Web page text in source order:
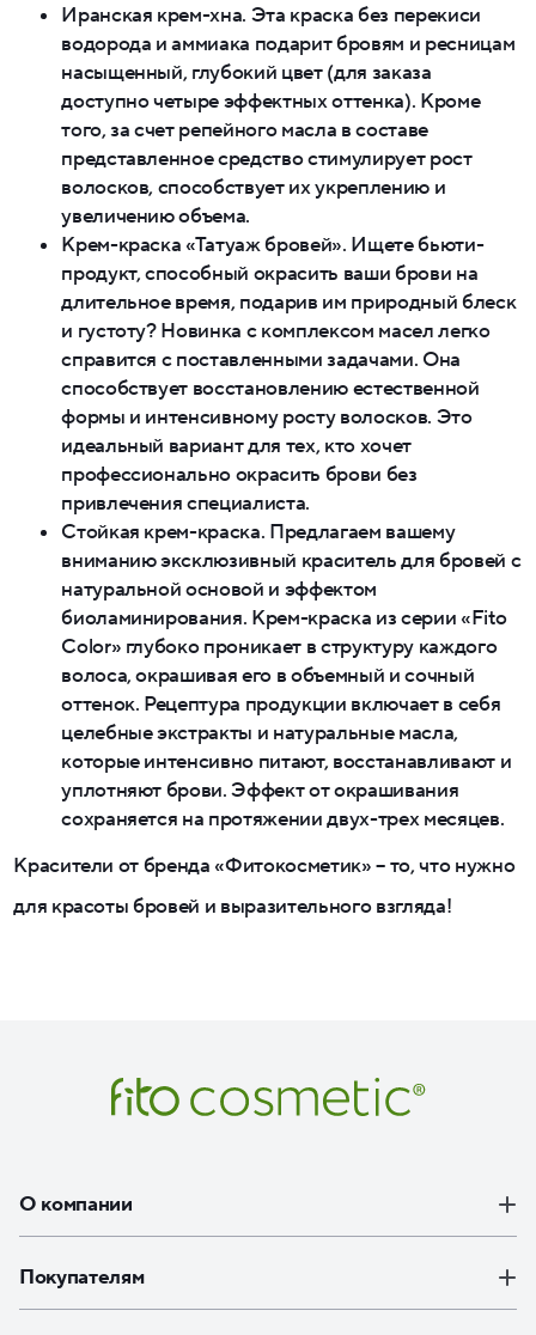
Иранская крем-хна. Эта краска без перекиси
водорода и аммиака подарит бровям и ресницам
насыщенный, глубокий цвет (для заказа
доступно четыре эффектных оттенка). Кроме
того, за счет репейного масла в составе
представленное средство стимулирует рост
волосков, способствует их укреплению и
увеличению объема.
Крем-краска «Татуаж бровей». Ищете бьюти-
продукт, способный окрасить ваши брови на
длительное время, подарив им природный блеск
и густоту? Новинка с комплексом масел легко
справится с поставленными задачами. Она
способствует восстановлению естественной
формы и интенсивному росту волосков. Это
идеальный вариант для тех, кто хочет
профессионально окрасить брови без
привлечения специалиста.
Стойкая крем-краска. Предлагаем вашему
вниманию эксклюзивный краситель для бровей с
натуральной основой и эффектом
биоламинирования. Крем-краска из серии «Fito
Color» глубоко проникает в структуру каждого
волоса, окрашивая его в объемный и сочный
оттенок. Рецептура продукции включает в себя
целебные экстракты и натуральные масла,
которые интенсивно питают, восстанавливают и
уплотняют брови. Эффект от окрашивания
сохраняется на протяжении двух-трех месяцев.
Красители от бренда «Фитокосметик» – то, что нужно
для красоты бровей и выразительного взгляда!
О компании
Покупателям